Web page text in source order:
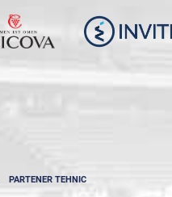
PARTENER TEHNIC